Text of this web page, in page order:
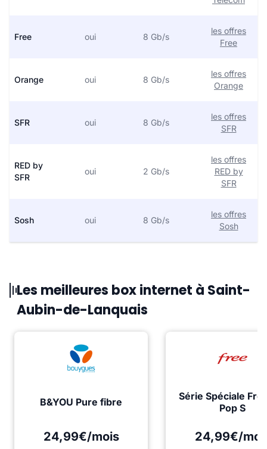
Free oui 8 Gb/s
les offres
Free
Orange oui 8 Gb/s
les offres
Orange
SFR oui 8 Gb/s
les offres
SFR
RED by
SFR
oui 2 Gb/s
les offres
RED by
SFR
Sosh oui 8 Gb/s
les offres
Sosh
Les meilleures box internet à Saint-
Aubin-de-Lanquais
B&YOU Pure fibre
24,99€/mois
Série Spéciale
Pop S
24,99€/